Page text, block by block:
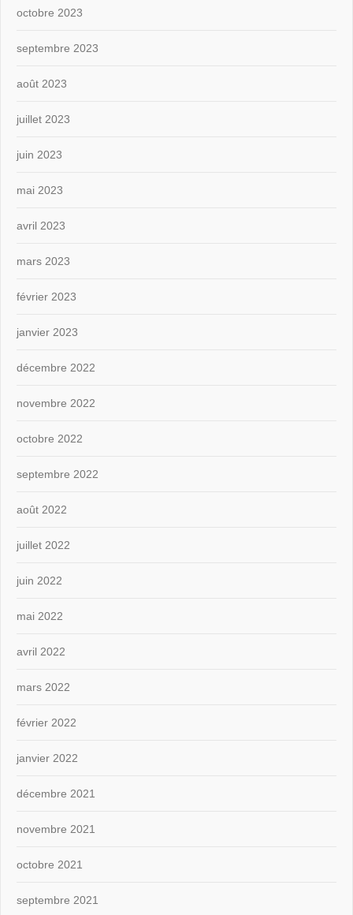
octobre 2023
septembre 2023
août 2023
juillet 2023
juin 2023
mai 2023
avril 2023
mars 2023
février 2023
janvier 2023
décembre 2022
novembre 2022
octobre 2022
septembre 2022
août 2022
juillet 2022
juin 2022
mai 2022
avril 2022
mars 2022
février 2022
janvier 2022
décembre 2021
novembre 2021
octobre 2021
septembre 2021